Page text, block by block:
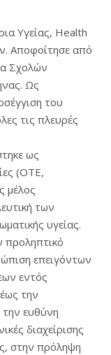
Υγείας, Health
Αποφοίτησε από
Σχολών
Ως
του
τις πλευρές
ως
(ΟΤΕ,
μέλος
των
υγείας.
προληπτικό
επειγόντων
εντός
την
ευθύνη
διαχείρισης
στην πρόληψη